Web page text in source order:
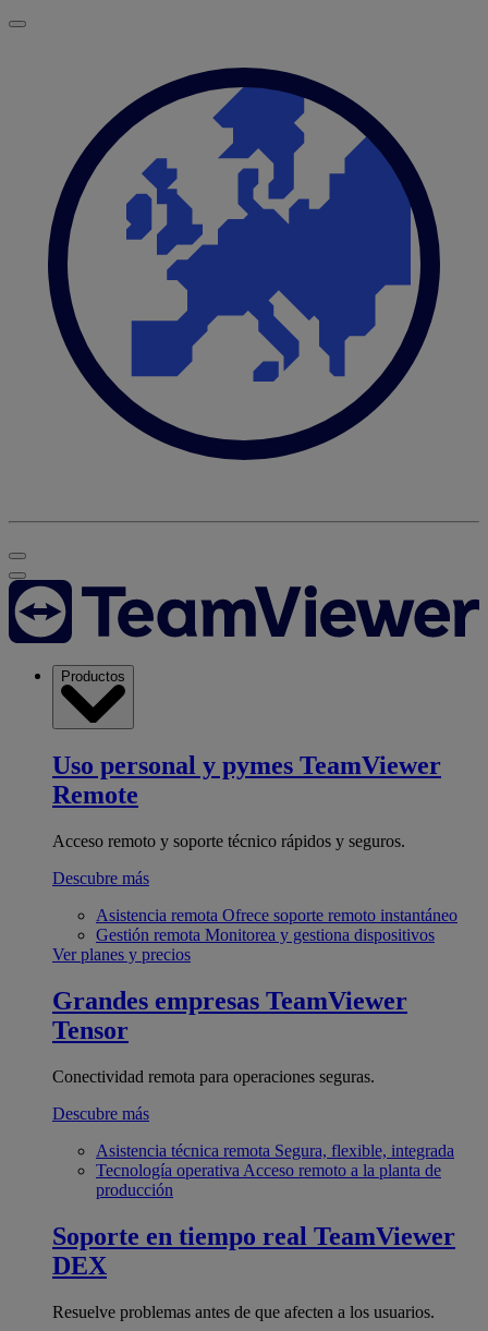
Productos
Uso personal y pymes TeamViewer
Remote
Acceso remoto y soporte técnico rápidos y seguros.
Descubre más
Asistencia remota Ofrece soporte remoto instantáneo
Gestión remota Monitorea y gestiona dispositivos
Ver planes y precios
Grandes empresas TeamViewer
Tensor
Conectividad remota para operaciones seguras.
Descubre más
Asistencia técnica remota Segura, flexible, integrada
Tecnología operativa Acceso remoto a la planta de
producción
Soporte en tiempo real TeamViewer
DEX
Resuelve problemas antes de que afecten a los usuarios.